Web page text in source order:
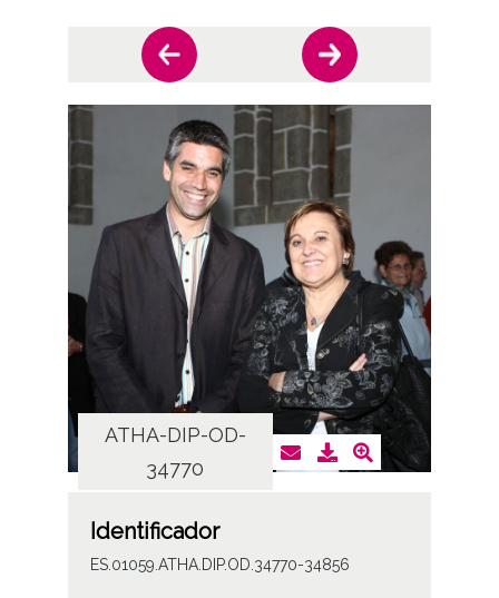
ATHA-DIP-OD-
34770
Identificador
ES.01059.ATHA.DIP.OD.34770-34856